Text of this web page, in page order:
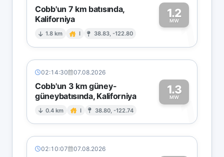
Cobb'un 7 km batısında,
Kaliforniya
1.8 km I 38.83, -122.80
1.2
MW1
02:14:30 07.08.2026
Cobb'un 3 km güney-
güneybatısında, Kaliforniya
0.4 km I 38.80, -122.74
1.3
MW1
02:10:07 07.08.2026